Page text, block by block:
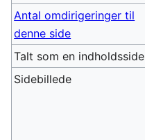
Antal omdirigeringer til
denne side
Talt som en indholdsside
Sidebillede